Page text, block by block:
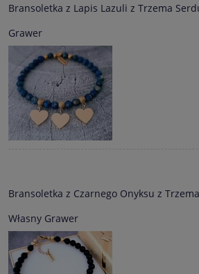
Bransoletka z Lapis Lazuli z Trzema
Grawer
Bransoletka z Czarnego Onyksu z
Własny Grawer